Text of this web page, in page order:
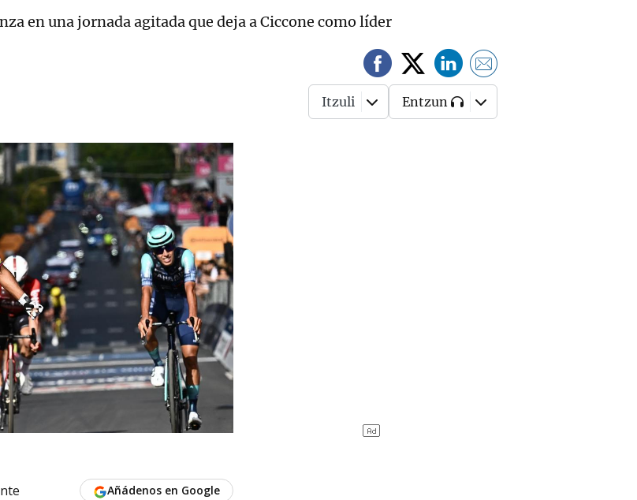
en una jornada agitada que deja a Ciccone como líder
Itzuli Entzun
Añádenos en Google